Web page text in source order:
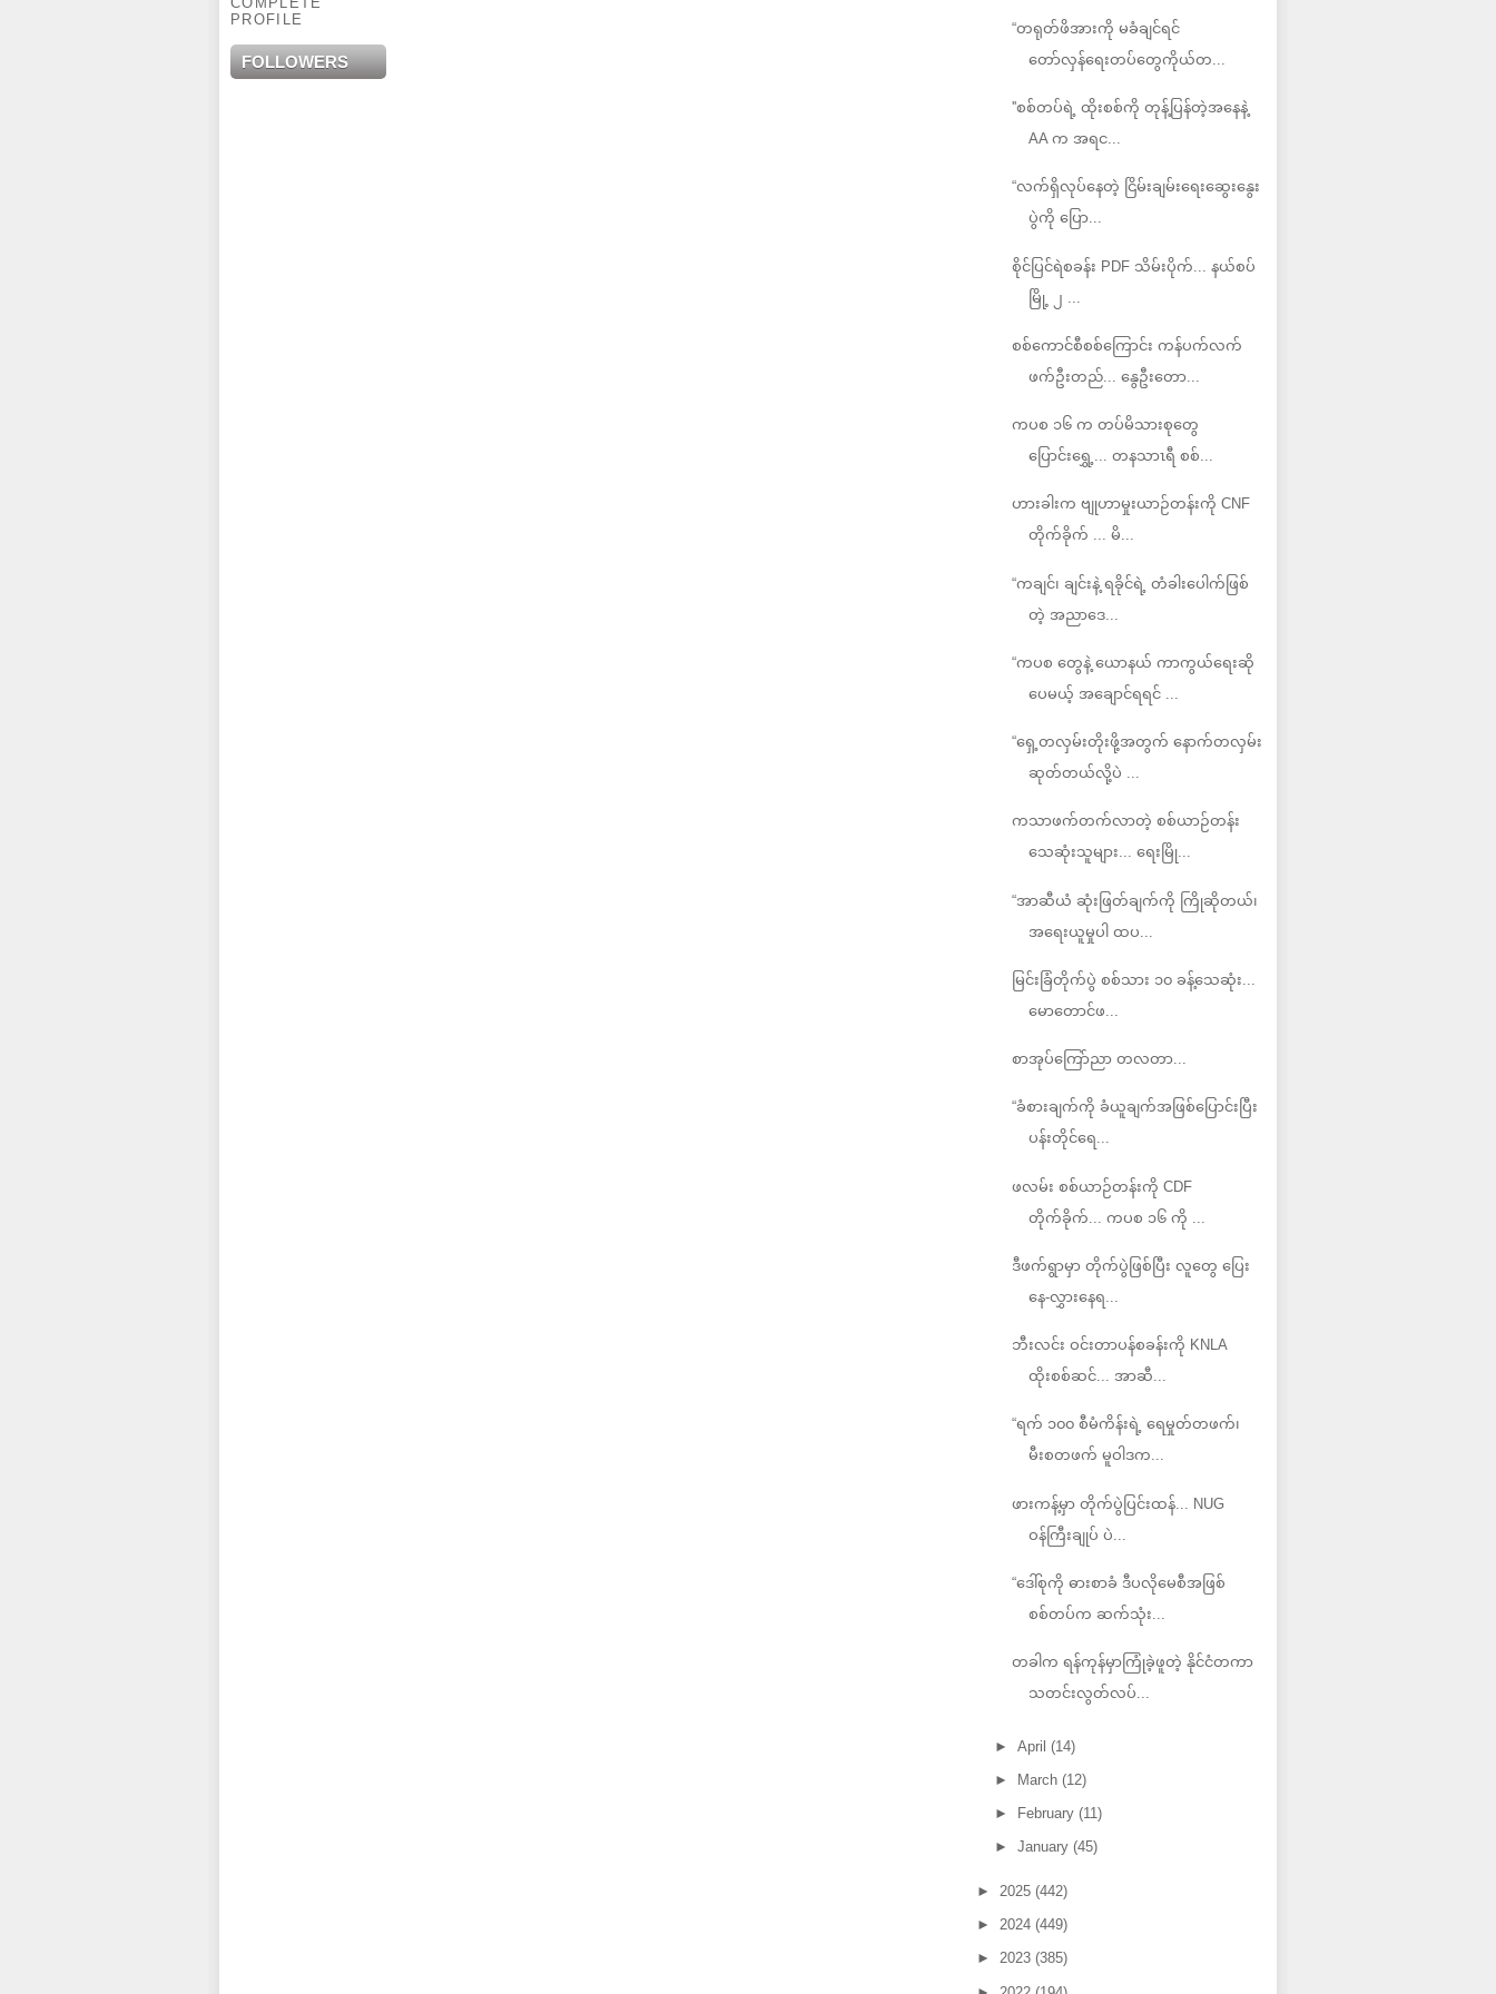
PROFILE
FOLLOWERS
“တရုတ်ဖိအားကို မခံချင်ရင်
တော်လှန်ရေးတပ်‌တွေကိုယ်တ...
''စစ်တပ်ရဲ့ ထိုးစစ်ကို တုန့်ပြန်တဲ့အနေနဲ့
AA က အရင...
“လက်ရှိလုပ်နေတဲ့ ငြိမ်းချမ်းရေးဆွေးနွေး
ပွဲကို ပြော...
စိုင်ပြင်ရဲစခန်း PDF သိမ်းပိုက်... နယ်စပ်
မြို့ ၂ ...
စစ်ကောင်စီစစ်ကြောင်း ကန်ပက်လက်
ဖက်ဦးတည်... နွေဦးတော...
ကပစ ၁၆ က တပ်မိသားစုတွေ
ပြောင်းရွှေ့... တနသာၤရီ စစ်...
ဟားခါးက ဗျုဟာမှုးယာဉ်တန်းကို CNF
တိုက်ခိုက် ... မိ...
“ကချင်၊ ချင်းနဲ့ ရခိုင်ရဲ့ တံခါးပေါက်ဖြစ်
တဲ့ အညာဒေ...
“ကပစ တွေနဲ့ ယောနယ် ကာကွယ်ရေးဆို
ပေမယ့် အချောင်ရရင် ...
“ရှေ့တလှမ်းတိုးဖို့အတွက် နောက်တလှမ်း
ဆုတ်တယ်လို့ပဲ ...
ကသာဖက်တက်လာတဲ့ စစ်ယာဉ်တန်း
သေဆုံးသူများ... ရေးမြို...
“အာဆီယံ ဆုံးဖြတ်ချက်ကို ကြိုဆိုတယ်၊
အရေးယူမှုပါ ထပ...
မြင်းခြံတိုက်ပွဲ စစ်သား ၁၀ ခန့်သေဆုံး...
မောတောင်ဖ...
စာအုပ်ကြော်ညာ တလတာ...
“ခံစားချက်ကို ခံယူချက်အဖြစ်ပြောင်းပြီး
ပန်းတိုင်ရေ...
ဖလမ်း စစ်ယာဉ်တန်းကို CDF
တိုက်ခိုက်... ကပစ ၁၆ ကို ...
ဒီဖက်ရွာမှာ တိုက်ပွဲဖြစ်ပြီး လူတွေ ပြေး
နေ-လွှားနေရ...
ဘီးလင်း ဝင်းတာပန်စခန်းကို KNLA
ထိုးစစ်ဆင်... အာဆီ...
“ရက် ၁၀၀ စီမံကိန်းရဲ့ ရေမှုတ်တဖက်၊
မီးစတဖက် မူဝါဒက...
ဖားကန့်မှာ တိုက်ပွဲပြင်းထန်... NUG
ဝန်ကြီးချုပ် ပဲ...
“ဒေါ်စုကို ဓားစာခံ ဒီပလိုမေစီအဖြစ်
စစ်တပ်က ဆက်သုံး...
တခါက ရန်ကုန်မှာကြုံခဲ့ဖူတဲ့ နိုင်ငံတကာ
သတင်းလွတ်လပ်...
► April (14)
► March (12)
► February (11)
► January (45)
► 2025 (442)
► 2024 (449)
► 2023 (385)